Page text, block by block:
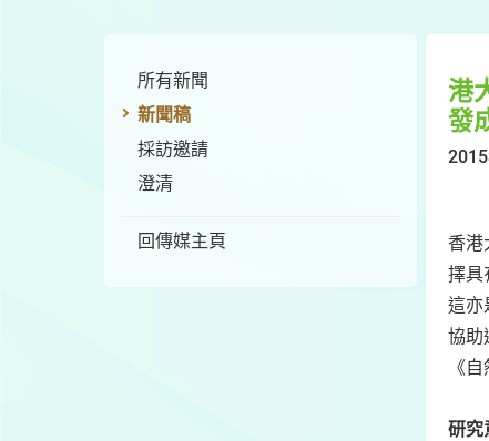
所有新聞
新聞稿
採訪邀請
澄清
回傳媒主頁
港
發
香港
擇具
這亦
協助
《
研究